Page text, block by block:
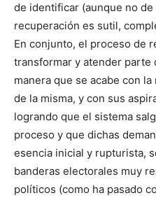
de identificar (aunque no
recuperación es sutil,
En conjunto, el proceso de
transformar y atender parte
manera que se acabe con
de la misma, y con sus
logrando que el sistema
proceso y que dichas
esencia inicial y rupturista,
banderas electorales muy
políticos (como ha pasado